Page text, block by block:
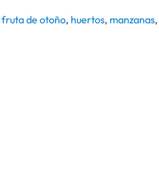
fruta de otoño, huertos, manzanas,